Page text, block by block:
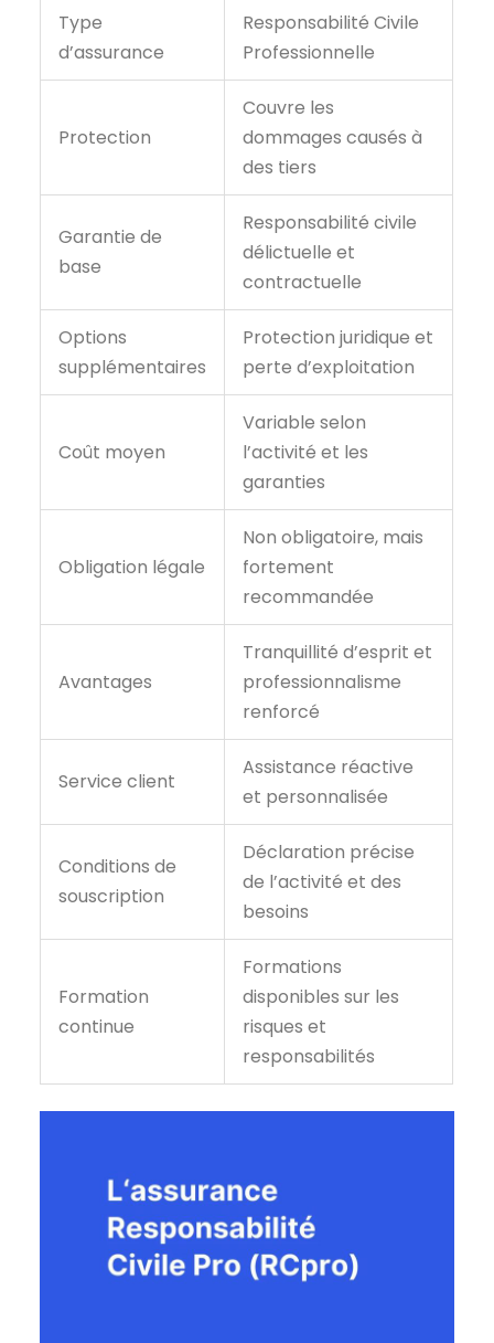
Type
d’assurance
Responsabilité Civile
Professionnelle
Protection
Couvre les
dommages causés à
des tiers
Garantie de
base
Responsabilité civile
délictuelle et
contractuelle
Options
supplémentaires
Protection juridique et
perte d’exploitation
Coût moyen
Variable selon
l’activité et les
garanties
Obligation légale
Non obligatoire, mais
fortement
recommandée
Avantages
Tranquillité d’esprit et
professionnalisme
renforcé
Service client
Assistance réactive
et personnalisée
Conditions de
souscription
Déclaration précise
de l’activité et des
besoins
Formation
continue
Formations
disponibles sur les
risques et
responsabilités